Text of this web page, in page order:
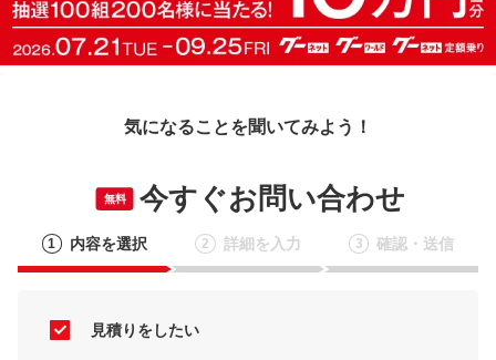
気になることを聞いてみよう！
無料 今すぐお問い合わせ
1 内容を選択 2 詳細を入力 3 確認・送信
見積りをしたい